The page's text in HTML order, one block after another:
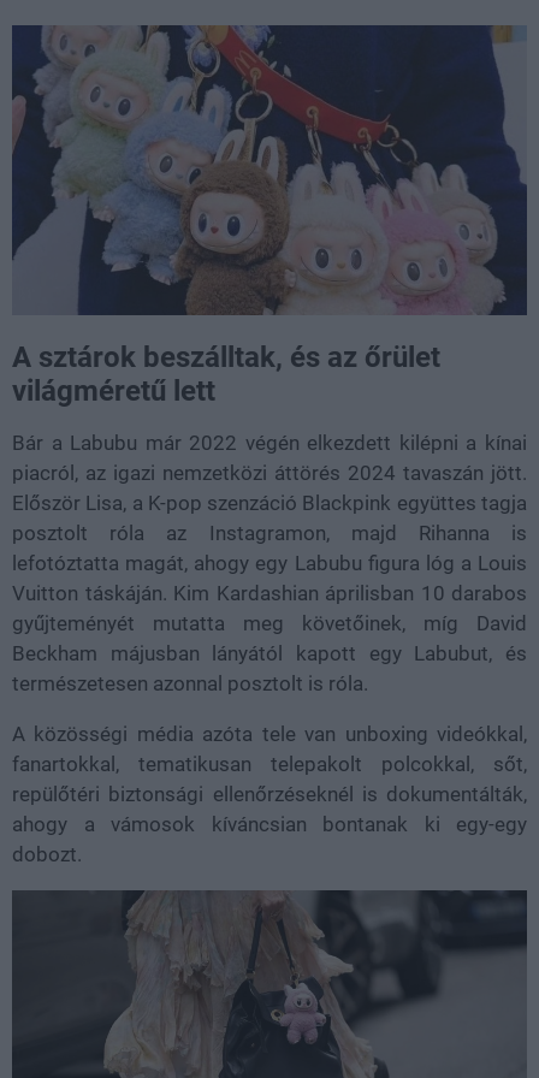
A sztárok beszálltak, és az őrület
világméretű lett
Bár a Labubu már 2022 végén elkezdett kilépni a kínai
piacról, az igazi nemzetközi áttörés 2024 tavaszán jött.
Először Lisa, a K-pop szenzáció Blackpink együttes tagja
posztolt róla az Instagramon, majd Rihanna is
lefotóztatta magát, ahogy egy Labubu figura lóg a Louis
Vuitton táskáján. Kim Kardashian áprilisban 10 darabos
gyűjteményét mutatta meg követőinek, míg David
Beckham májusban lányától kapott egy Labubut, és
természetesen azonnal posztolt is róla.
A közösségi média azóta tele van unboxing videókkal,
fanartokkal, tematikusan telepakolt polcokkal, sőt,
repülőtéri biztonsági ellenőrzéseknél is dokumentálták,
ahogy a vámosok kíváncsian bontanak ki egy-egy
dobozt.